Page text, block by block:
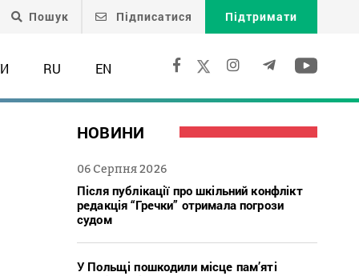
Пошук Підписатися Підтримати
RU EN
НОВИНИ
06 Серпня 2026
Після публікації про шкільний конфлікт
редакція “Гречки” отримала погрози
судом
У Польщі пошкодили місце пам’яті